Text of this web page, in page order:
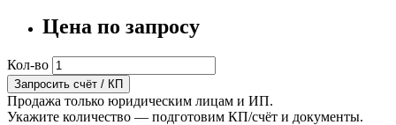
Цена по запросу
Кол-во
Запросить счёт / КП
Продажа только юридическим лицам и ИП.
Укажите количество — подготовим КП/счёт и документы.